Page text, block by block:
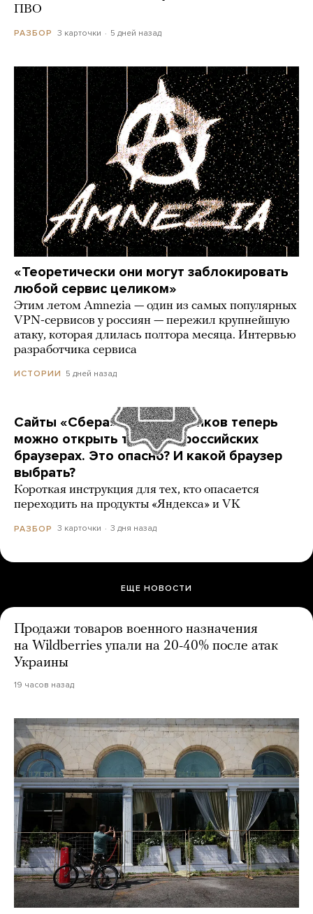
ПВО
РАЗБОР 3 карточки 5 дней назад
«Теоретически они могут заблокировать
любой сервис целиком»
Этим летом Amnezia — один из самых популярных
VPN-сервисов у россиян — пережил крупнейшую
атаку, которая длилась полтора месяца. Интервью
разработчика сервиса
ИСТОРИИ 5 дней назад
Сайты «Сбера» и других банков теперь
можно открыть только в российских
браузерах. Это опасно? И какой браузер
выбрать?
Короткая инструкция для тех, кто опасается
переходить на продукты «Яндекса» и VK
РАЗБОР 3 карточки 3 дня назад
ЕЩЕ НОВОСТИ
Продажи товаров военного назначения
на Wildberries упали на 20-40% после атак
Украины
19 часов назад